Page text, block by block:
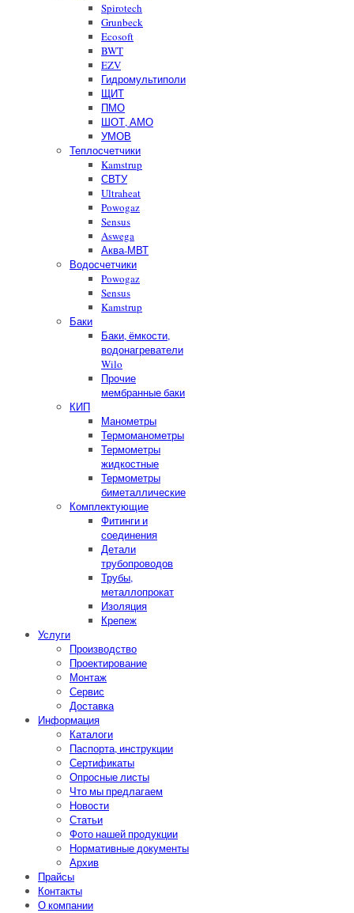
Spirotech
Grunbeck
Ecosoft
BWT
EZV
Гидромультиполи
ЩИТ
ПМО
ШОТ, АМО
УМОВ
Теплосчетчики
Kamstrup
СВТУ
Ultraheat
Powogaz
Sensus
Aswega
Аква-МВТ
Водосчетчики
Powogaz
Sensus
Kamstrup
Баки
Баки, ёмкости,
водонагреватели
Wilo
Прочие
мембранные баки
КИП
Манометры
Термоманометры
Термометры
жидкостные
Термометры
биметаллические
Комплектующие
Фитинги и
соединения
Детали
трубопроводов
Трубы,
металлопрокат
Изоляция
Крепеж
Услуги
Производство
Проектирование
Монтаж
Сервис
Доставка
Информация
Каталоги
Паспорта, инструкции
Сертификаты
Опросные листы
Что мы предлагаем
Новости
Статьи
Фото нашей продукции
Нормативные документы
Архив
Прайсы
Контакты
О компании